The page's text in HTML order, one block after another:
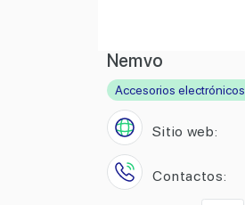
Nemvo
Accesorios electrónicos
Sitio web:
Contactos: